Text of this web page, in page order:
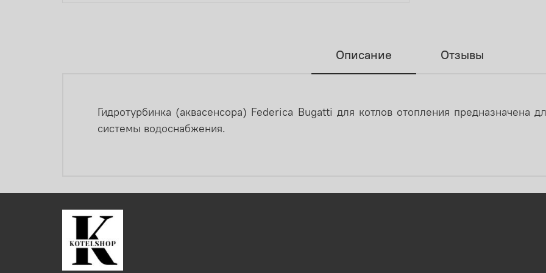
Описание Отзывы
Гидротурбинка (аквасенсора) Federica Bugatti для котлов отопления предназначена
системы водоснабжения.